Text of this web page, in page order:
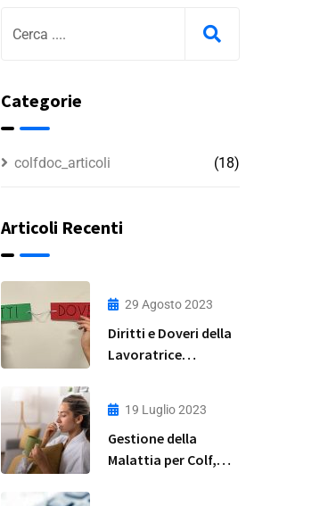
Categorie
colfdoc_articoli (18)
Articoli Recenti
29 Agosto 2023
Diritti e Doveri della
Lavoratrice
19 Luglio 2023
Gestione della
Malattia per Colf,